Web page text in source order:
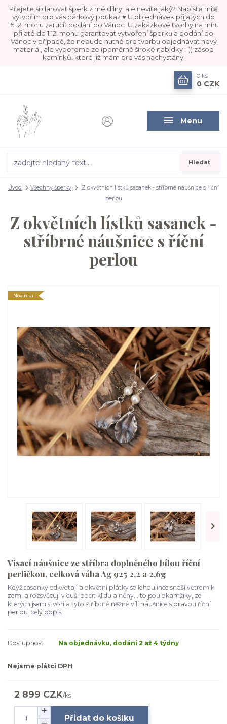
Přejete si darovat šperk z mé dílny, ale nevíte jaký? Napište mi a
vytvořím pro vás dárkový poukaz ♥ U objednávek přijatých do
15.12. mohu zaručit dodání do Vánoc. U zakázkové tvorby na míru
přijaté do 1.12. mohu garantovat vytvoření šperku a dodání do
Vánoc v případě, že nebude nutné pro tvorbu objednávat nový
materiál, ale vybereme ze (poměrně široké nabídky :-)) zásob
kamínků, které již mám pro vás nachystány.
Menu
Hledat
0 ks
0 CZK
Úvod Všechny šperky
Z okvětních lístků sasanek - stříbrné náušnice s říční
perlou
Z okvětních lístků sasanek -
stříbrné náušnice s říční
perlou
Novinka
Visací náušnice ze stříbra doplněného bílou říční
perličkou, celková váha Ag 925 2,2 a 2,6g
Když sasanky odkvetají a okvětní plátky se lehoulince snáší větrem k
zemi a rozsvěcují v duši pocit klidu a něhy... to jsou okamžiky, ze
kterých jsem stvořila tyto stříbrné něžné vílí náušnice s pravou říční
perlou. celý popis
Dostupnost Na objednávku, dodání 2 až 4 týdny
Nejsme plátci DPH
2 899 CZK/ks
Přidat do košíku